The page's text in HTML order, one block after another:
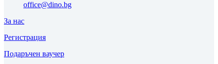
office@dino.bg
За нас
Регистрация
Подаръчен ваучер